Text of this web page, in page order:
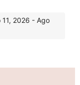
2026 - Ago